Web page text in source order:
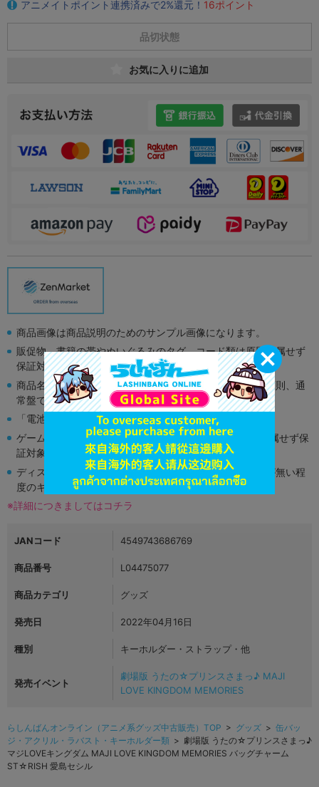
アニメイトポイント連携済みで2%還元！ 16ポイント
品切状態
お気に入りに追加
商品画像は商品説明のためのサンプル画像になります。
販促物、書籍の帯やぬいぐるみのタグ、コード類は原則付属せず
保証対象外となります。
商品名や備考欄に特別な記載が無い限り取り扱い商品は原則、通
常盤です。
「電池」は原則として保証対象外となります。
ゲーム機本体には、SDカードなどのメモリーカードは付属せず保
証対象外となります。
ディスク類の読み取り面のキズに関しまして再生に支障が無い程
度のキズがある場合がございます。
※詳細につきましてはコチラ
JANコード 4549743686769
商品番号 L04475077
商品カテゴリ グッズ
発売日 2022年04月16日
種別 キーホルダー・ストラップ・他
発売イベント
劇場版 うたの☆プリンスさまっ♪ MAJI
LOVE KINGDOM MEMORIES
らしんばんオンライン（アニメ系グッズ中古販売）TOP > グッズ > 缶バッ
ジ・アクリル・ラバスト・キーホルダー類 > 劇場版 うたの☆プリンスさまっ♪
マジLOVEキングダム MAJI LOVE KINGDOM MEMORIES バッグチャーム
ST☆RISH 愛島セシル